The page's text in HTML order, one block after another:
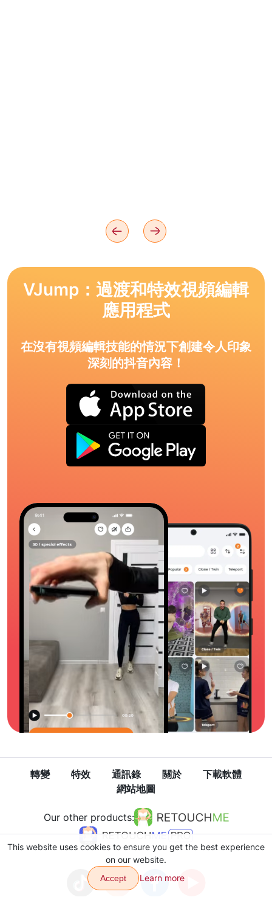
VJump：過渡和特效視頻編輯
應用程式
在沒有視頻編輯技能的情況下創建令人印象
深刻的抖音內容！
轉變 特效 通訊錄 關於
下載軟體
網站地圖
Our other products:
This website uses cookies to ensure you get the best experience
on our website.
Accept Learn more